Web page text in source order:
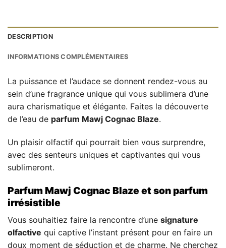
DESCRIPTION
INFORMATIONS COMPLÉMENTAIRES
La puissance et l’audace se donnent rendez-vous au
sein d’une fragrance unique qui vous sublimera d’une
aura charismatique et élégante. Faites la découverte
de l’eau de parfum Mawj Cognac Blaze.
Un plaisir olfactif qui pourrait bien vous surprendre,
avec des senteurs uniques et captivantes qui vous
sublimeront.
Parfum Mawj Cognac Blaze et son parfum
irrésistible
Vous souhaitiez faire la rencontre d’une signature
olfactive qui captive l’instant présent pour en faire un
doux moment de séduction et de charme. Ne cherchez